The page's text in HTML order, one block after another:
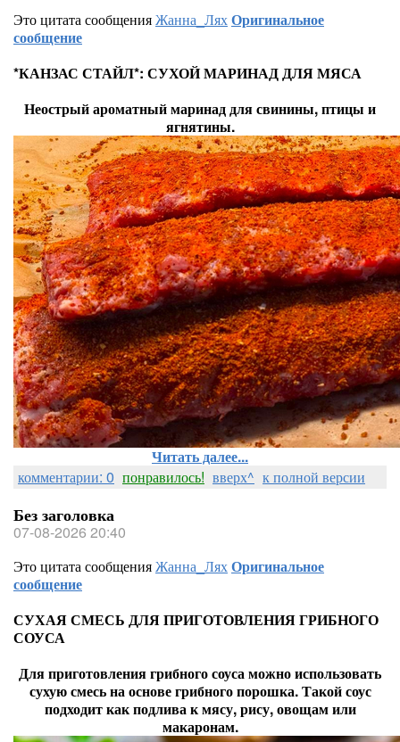
Это цитата сообщенияЖанна_ЛяхОригинальное
сообщение
*КАНЗАС СТАЙЛ*: СУХОЙ МАРИНАД ДЛЯ МЯСА
Неострый ароматный маринад для свинины, птицы и
ягнятины.
Читать далее...
комментарии: 0 понравилось! вверх^ к полной версии
Без заголовка
07-08-2026 20:40
Это цитата сообщенияЖанна_ЛяхОригинальное
сообщение
СУХАЯ СМЕСЬ ДЛЯ ПРИГОТОВЛЕНИЯ ГРИБНОГО
СОУСА
Для приготовления грибного соуса можно использовать
сухую смесь на основе грибного порошка. Такой соус
подходит как подлива к мясу, рису, овощам или
макаронам.